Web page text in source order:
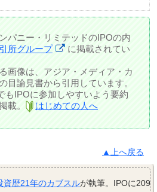
パニー・リミテッドのIPOの内
所グループ
に掲載されてい
画像は、アジア・メディア・カ
目論見書から引用しています。
もIPOに参加しやすいよう要約
載。
はじめての人へ
▲上へ戻る
資歴21年のカブスルが執筆。IPOに209